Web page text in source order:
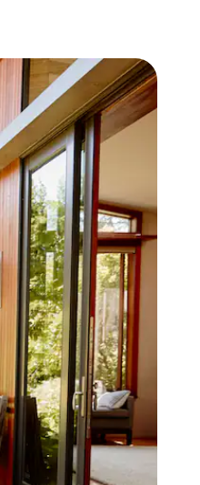
abajo, o bien tocando y